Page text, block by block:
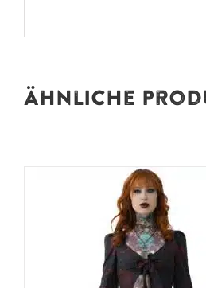
Ähnliche